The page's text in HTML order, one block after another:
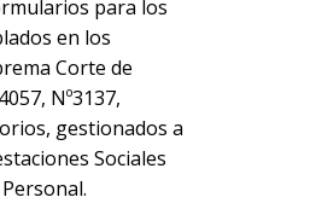
para los
en los
Corte de
Nº3137,
gestionados a
Sociales